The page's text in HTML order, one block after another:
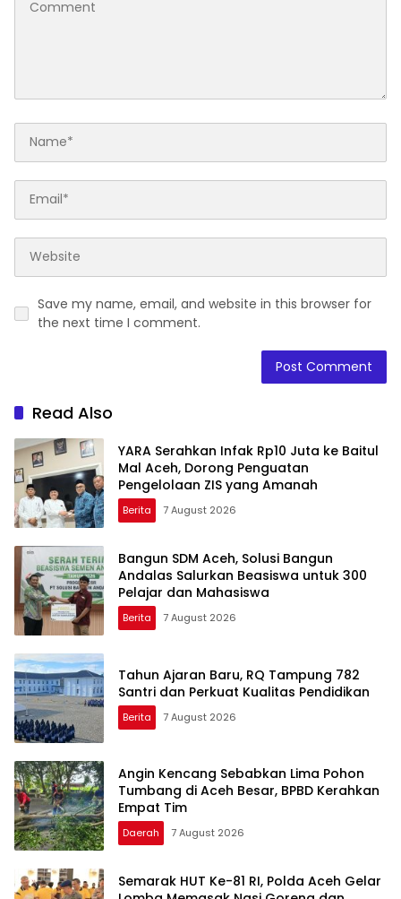
Save my name, email, and website in this browser for
the next time I comment.
Read Also
YARA Serahkan Infak Rp10 Juta ke Baitul
Mal Aceh, Dorong Penguatan
Pengelolaan ZIS yang Amanah
Berita 7 August 2026
Bangun SDM Aceh, Solusi Bangun
Andalas Salurkan Beasiswa untuk 300
Pelajar dan Mahasiswa
Berita 7 August 2026
Tahun Ajaran Baru, RQ Tampung 782
Santri dan Perkuat Kualitas Pendidikan
Berita 7 August 2026
Angin Kencang Sebabkan Lima Pohon
Tumbang di Aceh Besar, BPBD Kerahkan
Empat Tim
Daerah 7 August 2026
Semarak HUT Ke-81 RI, Polda Aceh Gelar